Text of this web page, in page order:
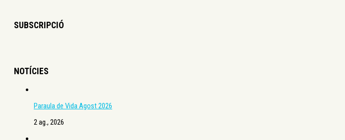
SUBSCRIPCIÓ
NOTÍCIES
Paraula de Vida Agost 2026
2 ag., 2026